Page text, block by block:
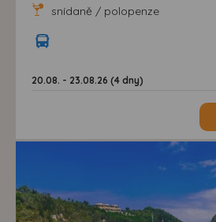
snídaně / polopenze
20.08. - 23.08.26 (4 dny)